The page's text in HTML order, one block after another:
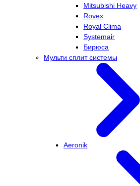
Mitsubishi Heavy
Rovex
Royal Clima
Systemair
Бирюса
Мульти сплит системы
Aeronik